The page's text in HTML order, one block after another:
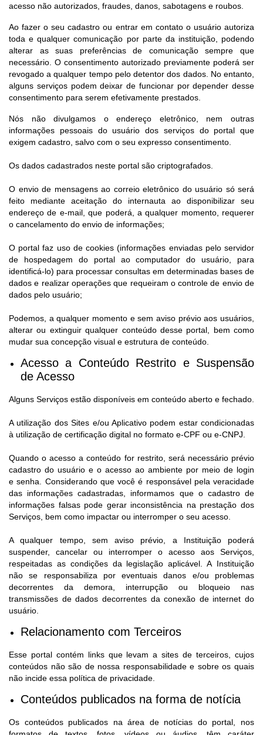
acesso não autorizados, fraudes, danos, sabotagens e roubos.
Ao fazer o seu cadastro ou entrar em contato o usuário autoriza
toda e qualquer comunicação por parte da instituição, podendo
alterar as suas preferências de comunicação sempre que
necessário. O consentimento autorizado previamente poderá ser
revogado a qualquer tempo pelo detentor dos dados. No entanto,
alguns serviços podem deixar de funcionar por depender desse
consentimento para serem efetivamente prestados.
Nós não divulgamos o endereço eletrônico, nem outras
informações pessoais do usuário dos serviços do portal que
exigem cadastro, salvo com o seu expresso consentimento.
Os dados cadastrados neste portal são criptografados.
O envio de mensagens ao correio eletrônico do usuário só será
feito mediante aceitação do internauta ao disponibilizar seu
endereço de e-mail, que poderá, a qualquer momento, requerer
o cancelamento do envio de informações;
O portal faz uso de cookies (informações enviadas pelo servidor
de hospedagem do portal ao computador do usuário, para
identificá-lo) para processar consultas em determinadas bases de
dados e realizar operações que requeiram o controle de envio de
dados pelo usuário;
Podemos, a qualquer momento e sem aviso prévio aos usuários,
alterar ou extinguir qualquer conteúdo desse portal, bem como
mudar sua concepção visual e estrutura de conteúdo.
Acesso a Conteúdo Restrito e Suspensão
de Acesso​
Alguns Serviços estão disponíveis em conteúdo aberto e fechado.
A utilização dos Sites e/ou Aplicativo podem estar condicionadas
à utilização de certificação digital no formato e-CPF ou e-CNPJ.
Quando o acesso a conteúdo for restrito, será necessário prévio
cadastro do usuário e o acesso ao ambiente por meio de login
e senha. Considerando que você é responsável pela veracidade
das informações cadastradas, informamos que o cadastro de
informações falsas pode gerar inconsistência na prestação dos
Serviços, bem como impactar ou interromper o seu acesso.
A qualquer tempo, sem aviso prévio, a Instituição poderá
suspender, cancelar ou interromper o acesso aos Serviços,
respeitadas as condições da legislação aplicável. A Instituição
não se responsabiliza por eventuais danos e/ou problemas
decorrentes da demora, interrupção ou bloqueio nas
transmissões de dados decorrentes da conexão de internet do
usuário.
Relacionamento com Terceiros
Esse portal contém links que levam a sites de terceiros, cujos
conteúdos não são de nossa responsabilidade e sobre os quais
não incide essa política de privacidade.
Conteúdos publicados na forma de notícia
Os conteúdos publicados na área de notícias do portal, nos